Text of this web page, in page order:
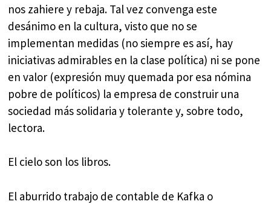
nos zahiere y rebaja. Tal vez convenga este
desánimo en la cultura, visto que no se
implementan medidas (no siempre es así, hay
iniciativas admirables en la clase política) ni se pone
en valor (expresión muy quemada por esa nómina
pobre de políticos) la empresa de construir una
sociedad más solidaria y tolerante y, sobre todo,
lectora.
El cielo son los libros.
El aburrido trabajo de contable de Kafka o